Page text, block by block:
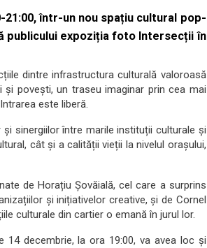
într-un nou spațiu cultural pop-
publicului expoziția foto Intersecții în
dintre infrastructura culturală valoroasă
povești, un traseu imaginar prin cea mai
este liberă.
sinergiilor între marile instituții culturale și
cât și a calității vieții la nivelul orașului,
de Horațiu Șovăială, cel care a surprins
și inițiativelor creative, și de Cornel
culturale din cartier o emană în jurul lor.
14 decembrie, la ora 19:00, va avea loc și